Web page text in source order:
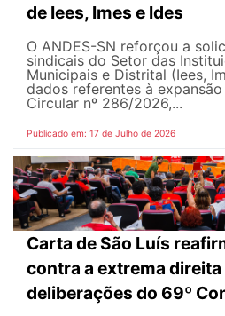
de Iees, Imes e Ides
O ANDES-SN reforçou a
sindicais do Setor das
Municipais e Distrital (Iees,
dados referentes à
Circular nº 286/2026,...
Publicado em: 17 de Julho de 2026
Carta de São Luís
contra a extrema direita
deliberações do 69º